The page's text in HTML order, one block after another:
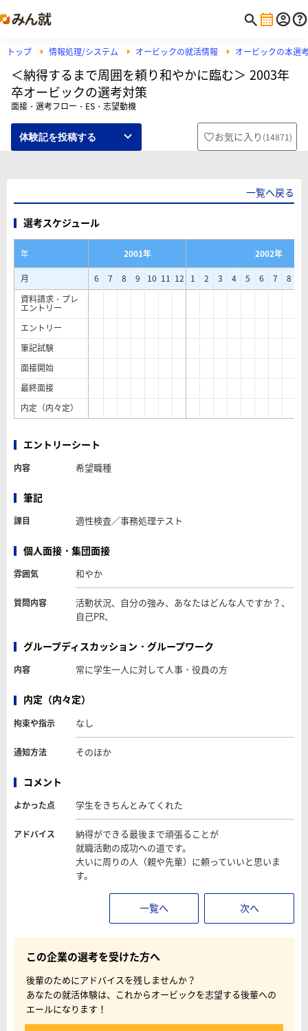
トップ 情報処理/システム オービックの就活情報 オービックの本選
＜納得するまで周囲を頼り和やかに臨む＞ 2003年
卒オービックの選考対策
面接・選考フロー・ES・志望動機
体験記を投稿する お気に入り (14871)
一覧へ戻る
選考スケジュール
年 2001年
2002年
月
6 7 8 9 10 11 12 1 2 3 4 5 6 7 8
資料請求・プレ
エントリー
エントリー
筆記試験
面接開始
最終面接
内定（内々定）
エントリーシート
内容 希望職種
筆記
課目 適性検査／事務処理テスト
個人面接・集団面接
雰囲気 和やか
質問内容
活動状況、自分の強み、あなたはどんな人ですか？、
自己PR、
グループディスカッション・グループワーク
内容 常に学生一人に対して人事・役員の方
内定（内々定）
拘束や指示 なし
通知方法 そのほか
コメント
よかった点 学生をきちんとみてくれた
アドバイス
納得ができる最後まで頑張ることが
就職活動の成功への道です。
大いに周りの人（親や先輩）に頼っていいと思いま
す。
一覧へ 次へ
この企業の選考を受けた方へ
後輩のためにアドバイスを残しませんか？
あなたの就活体験は、これからオービックを志望する後輩への
エールになります！